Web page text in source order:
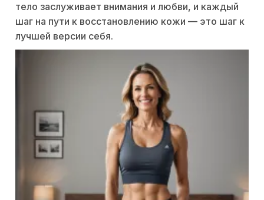
тело заслуживает внимания и любви, и каждый
шаг на пути к восстановлению кожи — это шаг к
лучшей версии себя.